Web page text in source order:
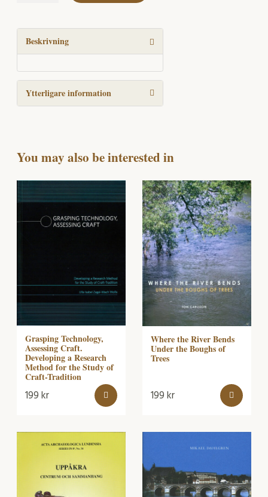
centrum
mängd
Beskrivning
Ytterligare information
You may also be interested in
Grasping Technology,
Assessing Craft.
Developing a Research
Method for the Study of
Craft-Tradition
199kr
Where the River Bends
Under the Boughs of
Trees
199kr